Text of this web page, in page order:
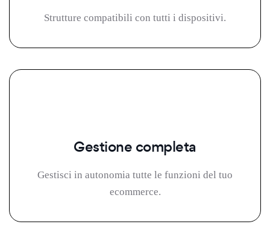
Strutture compatibili con tutti i dispositivi.
Gestione completa
Gestisci in autonomia tutte le funzioni del tuo
ecommerce.